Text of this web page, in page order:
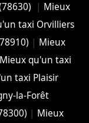
| Mieux
taxi Orvilliers
| Mieux
Mieux qu'un taxi
taxi Plaisir
la-Forêt
| Mieux